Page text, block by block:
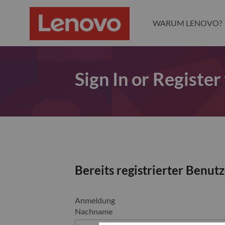
WARUM LENOVO?
Sign In or
Bereits registrierter
Anmeldung
Nachname